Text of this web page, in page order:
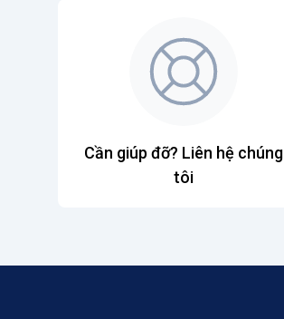
Cần giúp đỡ? Liên hệ chúng
tôi